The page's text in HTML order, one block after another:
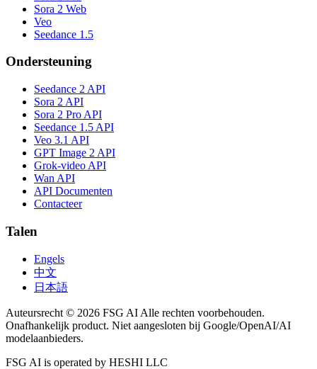
Sora 2 Web
Veo
Seedance 1.5
Ondersteuning
Seedance 2 API
Sora 2 API
Sora 2 Pro API
Seedance 1.5 API
Veo 3.1 API
GPT Image 2 API
Grok-video API
Wan API
API Documenten
Contacteer
Talen
Engels
中文
日本語
Auteursrecht © 2026 FSG AI Alle rechten voorbehouden.
Onafhankelijk product. Niet aangesloten bij Google/OpenAI/AI
modelaanbieders.
FSG AI is operated by HESHI LLC